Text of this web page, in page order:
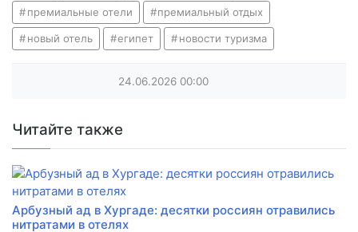
премиальные отели премиальный отдых
новый отель египет новости туризма
24.06.2026 00:00
Читайте также
Арбузный ад в Хургаде: десятки россиян отравились
нитратами в отелях